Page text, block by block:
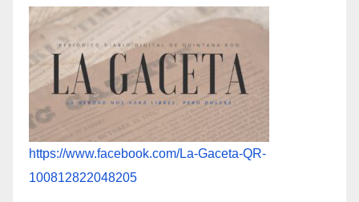
https://www.facebook.com/La-Gaceta-QR-
100812822048205